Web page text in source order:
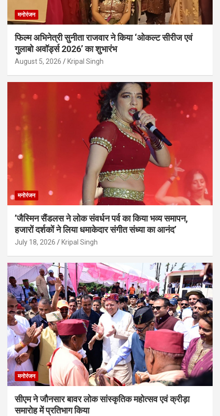
मनोरंजन
फिल्म अभिनेत्री सुनीता राजवार ने किया ‘ओकल्ट सीरीज एवं
गुलाबो अवॉर्ड्स 2026’ का शुभारंभ
August 5, 2026 Kripal Singh
मनोरंजन
’जैस्मिन सैंडलस ने लोक संवर्धन पर्व का किया भव्य समापन,
हजारों दर्शकों ने लिया धमाकेदार संगीत संध्या का आनंद’
July 18, 2026 Kripal Singh
मनोरंजन
सीएम ने जौनसार बावर लोक सांस्कृतिक महोत्सव एवं क्रीड़ा
समारोह में प्रतिभाग किया